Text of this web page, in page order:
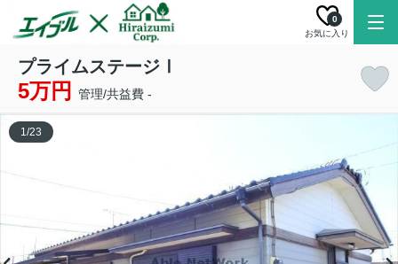
お気に入り
0
プライムステージⅠ
5万円 管理/共益費 -
1/23